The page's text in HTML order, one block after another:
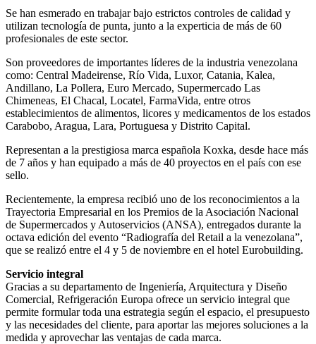
Se han esmerado en trabajar bajo estrictos controles de calidad y
utilizan tecnología de punta, junto a la experticia de más de 60
profesionales de este sector.
Son proveedores de importantes líderes de la industria venezolana
como: Central Madeirense, Río Vida, Luxor, Catania, Kalea,
Andillano, La Pollera, Euro Mercado, Supermercado Las
Chimeneas, El Chacal, Locatel, FarmaVida, entre otros
establecimientos de alimentos, licores y medicamentos de los estados
Carabobo, Aragua, Lara, Portuguesa y Distrito Capital.
Representan a la prestigiosa marca española Koxka, desde hace más
de 7 años y han equipado a más de 40 proyectos en el país con ese
sello.
Recientemente, la empresa recibió uno de los reconocimientos a la
Trayectoria Empresarial en los Premios de la Asociación Nacional
de Supermercados y Autoservicios (ANSA), entregados durante la
octava edición del evento “Radiografía del Retail a la venezolana”,
que se realizó entre el 4 y 5 de noviembre en el hotel Eurobuilding.
Servicio integral
Gracias a su departamento de Ingeniería, Arquitectura y Diseño
Comercial, Refrigeración Europa ofrece un servicio integral que
permite formular toda una estrategia según el espacio, el presupuesto
y las necesidades del cliente, para aportar las mejores soluciones a la
medida y aprovechar las ventajas de cada marca.